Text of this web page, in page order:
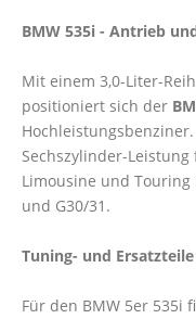
BMW 535i - Antrieb
Mit einem 3,0-Liter-
positioniert sich der
Sechszylinder-
Limousine und Touring
und G30/31.
Tuning- und
Für den BMW 5er 535i